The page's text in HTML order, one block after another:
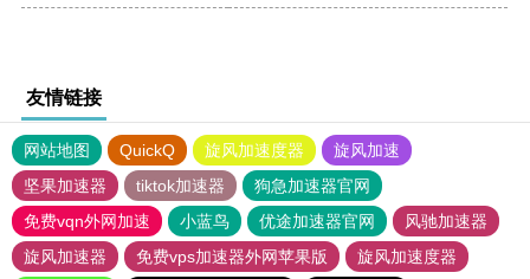
友情链接
网站地图 QuickQ 旋风加速度器
旋风加速
坚果加速器
tiktok加速器
狗急加速器官网
免费vqn外网加速
小蓝鸟 优途加速器官网
风驰加速器
旋风加速器
免费vps加速器外网苹果版
旋风加速度器